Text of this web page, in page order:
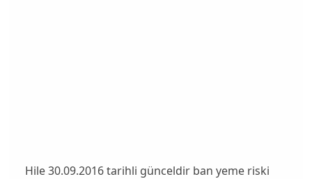
Hile 30.09.2016 tarihli günceldir ban yeme riski